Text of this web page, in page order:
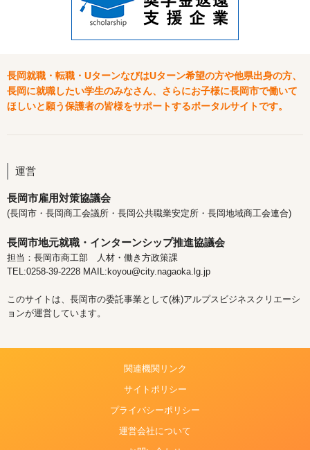
長岡就職・転職・UターンなびはUターン希望の方や他県出身の方、
長岡に就職したい学生のみなさん、さらにお子様に長岡市で働いて
ほしいと願う保護者の皆様をサポートするポータルサイトです。
運営
長岡市雇用対策協議会
(長岡市・長岡商工会議所・長岡公共職業安定所・長岡地域商工会連合)
長岡市地元就職・インターンシップ推進協議会
担当：長岡市商工部 人材・働き方政策課
TEL:0258-39-2228 MAIL:koyou@city.nagaoka.lg.jp
このサイトは、長岡市の委託事業として(株)アルプスビジネスクリエーシ
ョンが運営しています。
関連機関リンク
サイトポリシー
プライバシーポリシー
運営会社について